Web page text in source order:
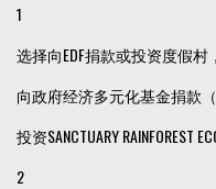
1
选择向EDF捐款或投资度假村
向政府经济多元化基金捐款（
投资SANCTUARY RAINFOREST
2